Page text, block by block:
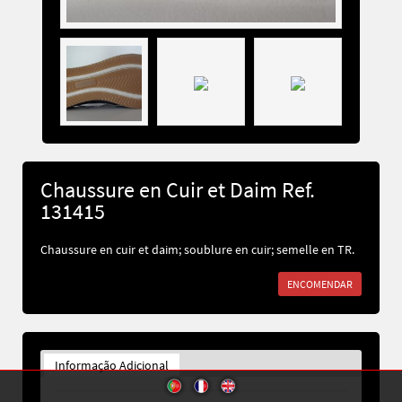
Chaussure en Cuir et Daim Ref.
131415
Chaussure en cuir et daim; soublure en cuir; semelle en TR.
ENCOMENDAR
Informação Adicional